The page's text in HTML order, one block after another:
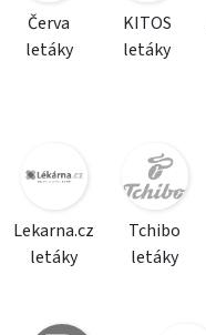
Červa
letáky
KITOS
letáky
Lekarna.cz
letáky
Tchibo
letáky